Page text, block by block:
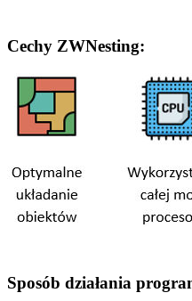
Cechy ZWNesting:
Sposób działania